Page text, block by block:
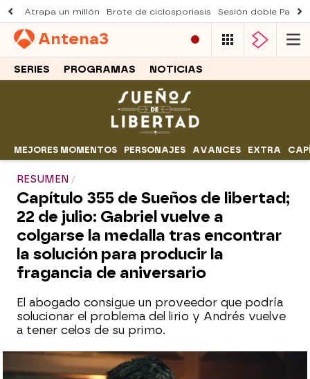
Atrapa un millón Brote de ciclosporiasis Sesión doble
Antena3
SERIES PROGRAMAS NOTICIAS
MEJORES MOMENTOS PERSONAJES AVANCES EXTRA
RESUMEN
Capítulo 355 de Sueños de libertad;
22 de julio: Gabriel vuelve a
colgarse la medalla tras encontrar
la solución para producir la
fragancia de aniversario
El abogado consigue un proveedor que podría
solucionar el problema del lirio y Andrés vuelve
a tener celos de su primo.
Gabriel sabotea la fórmula del perfume